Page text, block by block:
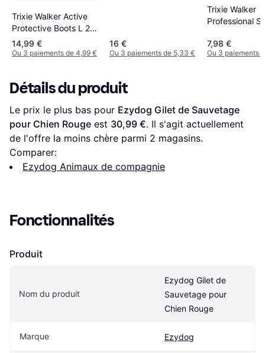
Trixie Walker Active
Protective Boots L 2-
pack
14,99 €
Ou 3 paiements de 4,99 €
16 €
Ou 3 paiements de 5,33 €
Trixie Walker
Professional
7,98 €
Ou 3 paiements
Détails du produit
Le prix le plus bas pour Ezydog Gilet de Sauvetage
pour Chien Rouge est 30,99 €. Il s'agit actuellement
de l'offre la moins chère parmi 2 magasins.
Comparer:
Ezydog Animaux de compagnie
Fonctionnalités
Produit
Nom du produit
Ezydog Gilet de
Sauvetage pour
Chien Rouge
Marque Ezydog